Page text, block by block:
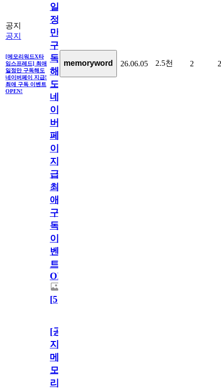
공지
공지
[메모리워드X타
임스프레드] 최애
일정만 구독해도
네이버페이 지급!
최애 구독 이벤트
OPEN!
일
정
만
구
독
해
도
네
이
버
페
이
지
급!
최
애
구
독
이
벤
트
OPEN!
[5]
memoryword 26.06.05 2.5천 2 2
[공
지]
메
모
리